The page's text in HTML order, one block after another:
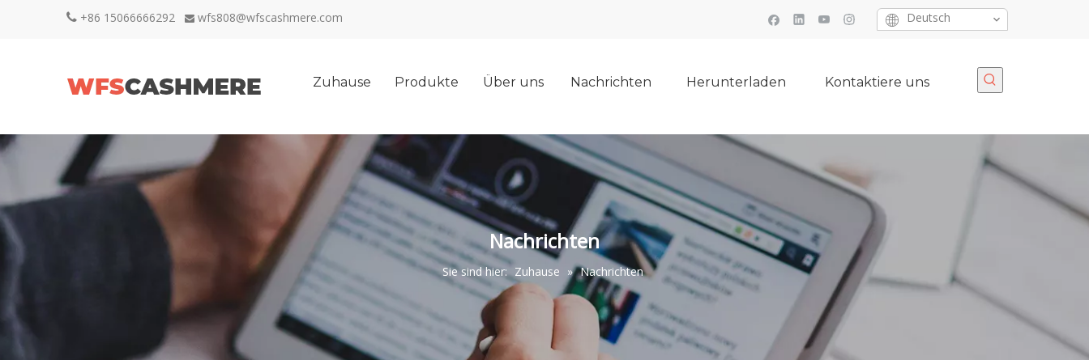
 +86 15066666292  wfs808@wfscashmere.com Deutsch
Zuhause Produkte Über uns Nachrichten Herunterladen Kontaktiere uns
Nachrichten
Sie sind hier: Zuhause » Nachrichten